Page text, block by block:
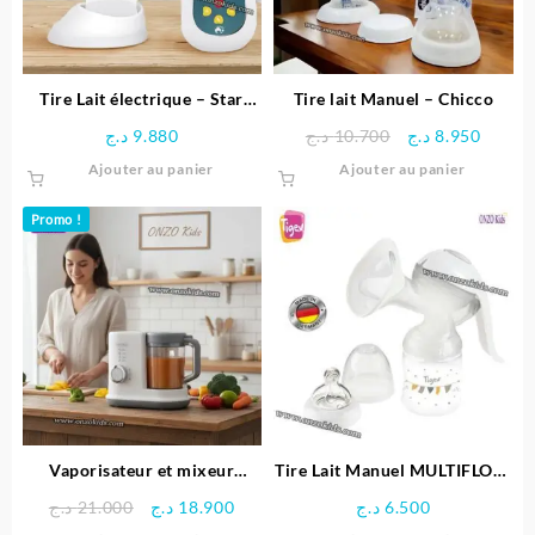
choisies
sur
la
page
choisies
sur
la
page
produit
Tire Lait électrique – Star
9.880 د.ج
Ajouter au panier
Tire lait Manuel – Chicco
10.700 د.ج
Le
8.950 د.ج
Le
est :
Ajouter au panier
Promo !
Vaporisateur et mixeur
heaven
21.000 د.ج
Le
18.900 د.ج
Le
Tire Lait Manuel MULTIFLOW
6.500 د.ج